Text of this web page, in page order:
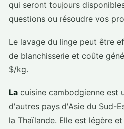
qui seront toujours
questions ou résoudre vos
Le lavage du linge peut être
de blanchisserie et coûte
$/kg.
La cuisine cambodgienne est
d'autres pays d'Asie du Sud-
la Thaïlande. Elle est légère